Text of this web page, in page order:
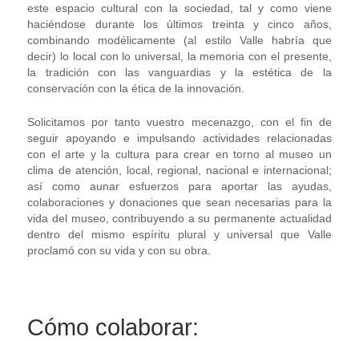
este espacio cultural con la sociedad, tal y como viene
haciéndose durante los últimos treinta y cinco años,
combinando modélicamente (al estilo Valle habría que
decir) lo local con lo universal, la memoria con el presente,
la tradición con las vanguardias y la estética de la
conservación con la ética de la innovación.
Solicitamos por tanto vuestro mecenazgo, con el fin de
seguir apoyando e impulsando actividades relacionadas
con el arte y la cultura para crear en torno al museo un
clima de atención, local, regional, nacional e internacional;
así como aunar esfuerzos para aportar las ayudas,
colaboraciones y donaciones que sean necesarias para la
vida del museo, contribuyendo a su permanente actualidad
dentro del mismo espíritu plural y universal que Valle
proclamó con su vida y con su obra.
Cómo colaborar: